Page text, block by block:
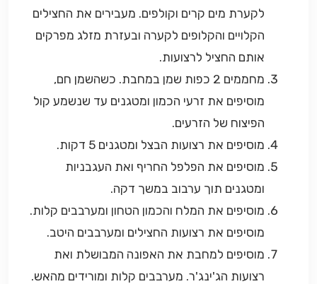
לקערת מים קרים וקולפים. מעבירים את החצילים
הקלויים והקלופים לקערה ובעזרת מזלג מפרקים
אותם החציל לרצועות.
מחממים 2 כפות שמן במחבת. כשהשמן חם,
מוסיפים את זרעי הכמון ומטגנים עד שנשמע קול
הפיצוח של הזרעים.
מוסיפים את רצועות הבצל ומטגנים 5 דקות.
מוסיפים את הפלפל החריף ואת העגבניות
ומטגנים תוך ערבוב במשך דקה.
מוסיפים את המלח והכמון הטחון ומערבבים קלות.
מוסיפים את רצועות החצילים ומערבבים היטב.
מוסיפים למחבת את האפונה המבושלת ואת
רצועות הג'ינג'ר. מערבבים קלות ומורידים מהאש.